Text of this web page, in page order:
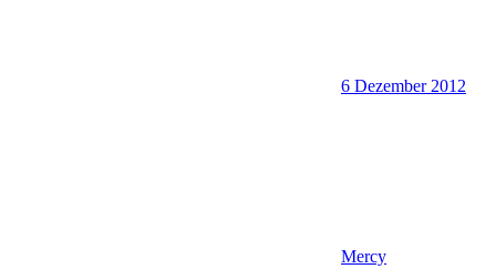
6 Dezember 2012
Mercy